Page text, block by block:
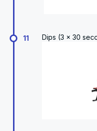
11 Dips (3 x 30